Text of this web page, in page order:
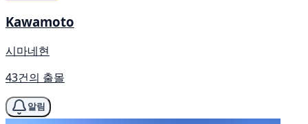
Kawamoto
시마네현
43건의 출몰
알림